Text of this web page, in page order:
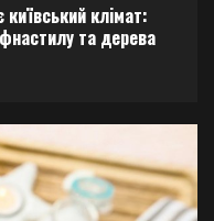
клімат:
та дерева